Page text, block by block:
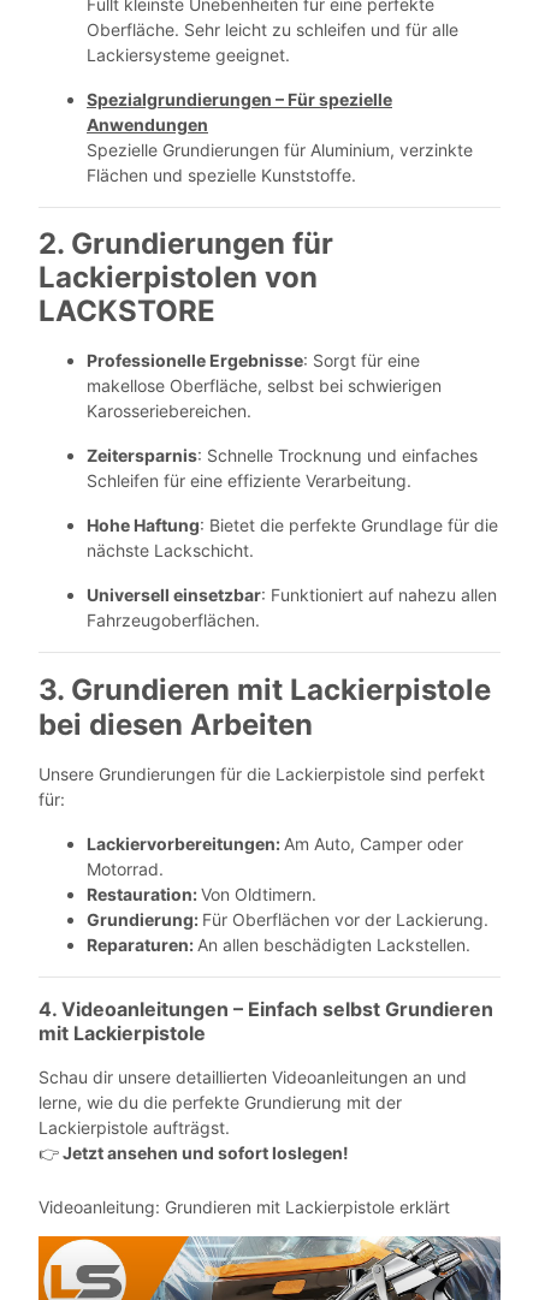
Oberfläche. Sehr leicht zu schleifen und für alle
Lackiersysteme geeignet.
Spezialgrundierungen – Für spezielle
Anwendungen
Spezielle Grundierungen für Aluminium, verzinkte
Flächen und spezielle Kunststoffe.
2. Grundierungen für
Lackierpistolen von
LACKSTORE
Professionelle Ergebnisse: Sorgt für eine
makellose Oberfläche, selbst bei schwierigen
Karosseriebereichen.
Zeitersparnis: Schnelle Trocknung und einfaches
Schleifen für eine effiziente Verarbeitung.
Hohe Haftung: Bietet die perfekte Grundlage für die
nächste Lackschicht.
Universell einsetzbar: Funktioniert auf nahezu allen
Fahrzeugoberflächen.
3. Grundieren mit Lackierpistole
bei diesen Arbeiten
Unsere Grundierungen für die Lackierpistole sind perfekt
für:
Lackiervorbereitungen: Am Auto, Camper oder
Motorrad.
Restauration:Von Oldtimern.
Grundierung: Für Oberflächen vor der Lackierung.
Reparaturen: An allen beschädigten Lackstellen.
4. Videoanleitungen – Einfach selbst Grundieren
mit Lackierpistole
Schau dir unsere detaillierten Videoanleitungen an und
lerne, wie du die perfekte Grundierung mit der
Lackierpistole aufträgst.
👉 Jetzt ansehen und sofort loslegen!
Videoanleitung: Grundieren mit Lackierpistole erklärt